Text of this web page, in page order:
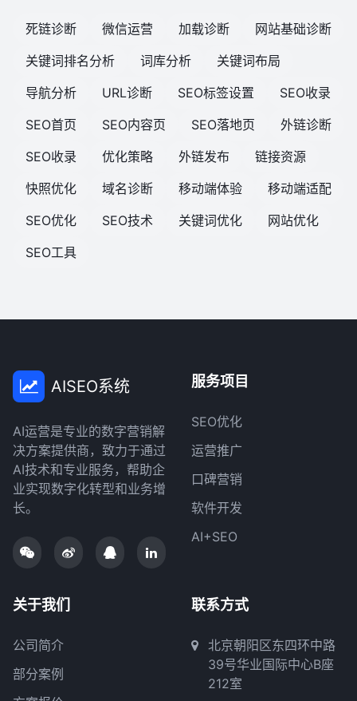
死链诊断 微信运营 加载诊断
网站基础诊断
关键词排名分析
词库分析
关键词布局
导航分析
URL诊断 SEO标签设置
SEO收录
SEO首页
SEO内容页 SEO落地页
外链诊断
SEO收录
优化策略 外链发布
链接资源
快照优化
域名诊断 移动端体验
移动端适配
SEO优化
SEO技术 关键词优化
网站优化
SEO工具
AISEO系统
AI运营是专业的数字营销解
决方案提供商，致力于通过
AI技术和专业服务，帮助企
业实现数字化转型和业务增
长。
服务项目
SEO优化
运营推广
口碑营销
软件开发
AI+SEO
关于我们
公司简介
部分案例
联系方式
北京朝阳区东四环中路
39号华业国际中心B座
212室